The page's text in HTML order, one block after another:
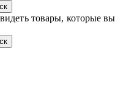
товары, которые вы